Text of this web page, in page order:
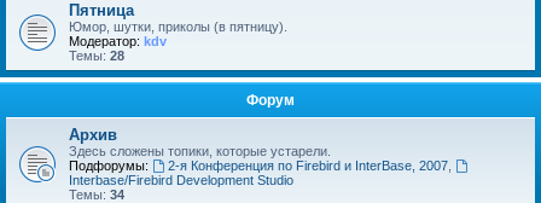
Пятница
Юмор, шутки, приколы (в пятницу).
Модератор: kdv
Темы: 28
Форум
Архив
Здесь сложены топики, которые устарели.
Подфорумы:
2-я Конференция по Firebird и InterBase, 2007,
Interbase/Firebird Development Studio
Темы: 34